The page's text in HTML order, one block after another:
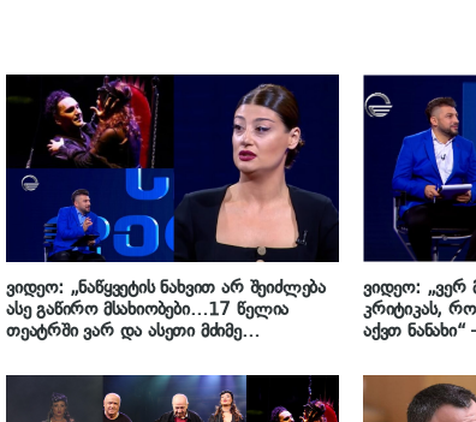
ვიდეო: „ნაწყვეტის ნახვით არ შეიძლება
ასე გაწირო მსახიობები…17 წელია
თეატრში ვარ და ასეთი მძიმე
ვიდეო: „ვერ
კრიტიკას,
აქვთ ნანახი“
„იმედის“